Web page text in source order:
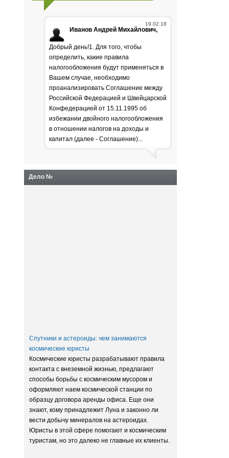
Генпрокуратура
раскритиковала положение
дел в лесной отрасли
19.02.18
Иванов Андрей Михайлович,
Добрый день!1. Для того, чтобы
определить, какие правила
налогообложения будут применяться в
Вашем случае, необходимо
проанализировать Соглашение между
Российской Федерацией и Швейцарской
Конфедерацией от 15.11.1995 об
избежании двойного налогообложения
в отношении налогов на доходы и
капитал (далее - Соглашение)...
Дело №
Спутники и астероиды: чем занимаются
космические юристы
Космические юристы разрабатывают правила
контакта с внеземной жизнью, предлагают
способы борьбы с космическим мусором и
оформляют наем космической станции по
образцу договора аренды офиса. Еще они
знают, кому принадлежит Луна и законно ли
вести добычу минералов на астероидах.
Юристы в этой сфере помогают и космическим
туристам, но это далеко не главные их клиенты.